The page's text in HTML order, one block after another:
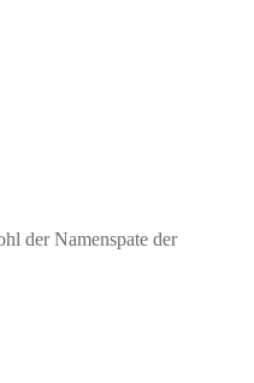
der Namenspate der